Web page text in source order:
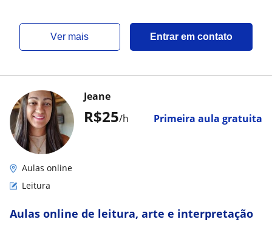
ver mais Entrar em contato
R$25/h Primeira aula gratuita
Jeane
Aulas online
Leitura
Aulas online de leitura, arte e interpretação